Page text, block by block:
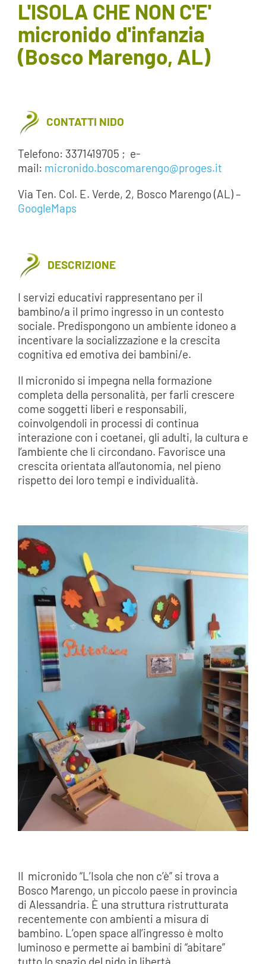
AREA SOCI
AREA RISERVATA
LAVORA CON NOI
L'ISOLA CHE NON C'E'
micronido d'infanzia
(Bosco Marengo, AL)
CONTATTI NIDO
Telefono: 3371419705 ; e-
mail: micronido.boscomarengo@proges.it
Via Ten. Col. E. Verde, 2, Bosco Marengo (AL) –
GoogleMaps
DESCRIZIONE
I servizi educativi rappresentano per il
bambino/a il primo ingresso in un contesto
sociale. Predispongono un ambiente idoneo a
incentivare la socializzazione e la crescita
cognitiva ed emotiva dei bambini/e.
Il micronido si impegna nella formazione
completa della personalità, per farli crescere
come soggetti liberi e responsabili,
coinvolgendoli in processi di continua
interazione con i coetanei, gli adulti, la cultura e
l’ambiente che li circondano. Favorisce una
crescita orientata all’autonomia, nel pieno
rispetto dei loro tempi e individualità.
Il micronido “L’Isola che non c’è” si trova a
Bosco Marengo, un piccolo paese in provincia
di Alessandria. È una struttura ristrutturata
recentemente con ambienti a misura di
bambino. L’open space all’ingresso è molto
luminoso e permette ai bambini di “abitare”